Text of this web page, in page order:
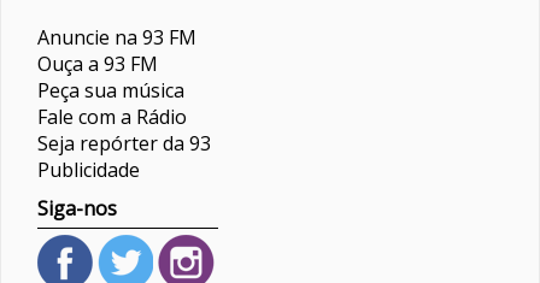
Anuncie na 93 FM
Ouça a 93 FM
Peça sua música
Fale com a Rádio
Seja repórter da 93
Publicidade
Siga-nos